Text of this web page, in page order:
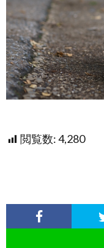
閲覧数:4,280